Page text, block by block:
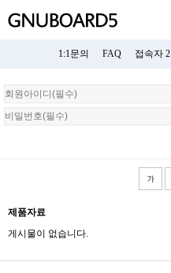
1:1문의 FAQ 접속자 2
회
원
로
제품자료
게시물이 없습니다.